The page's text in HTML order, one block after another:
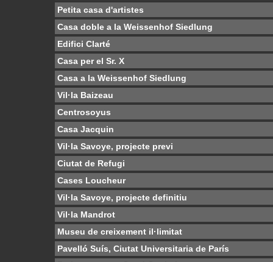
Petita casa d'artistes
Casa doble a la Weissenhof Siedlung
Edifici Clarté
Casa per el Sr. X
Casa a la Weissenhof Siedlung
Vil·la Baizeau
Centrosoyus
Casa Jacquin
Vil·la Savoye, projecte previ
Ciutat de Refugi
Cases Loucheur
Vil·la Savoye, projecte definitiu
Vil·la Mandrot
Museu de creixement il·limitat
Pavelló Suís, Ciutat Universitaria de París